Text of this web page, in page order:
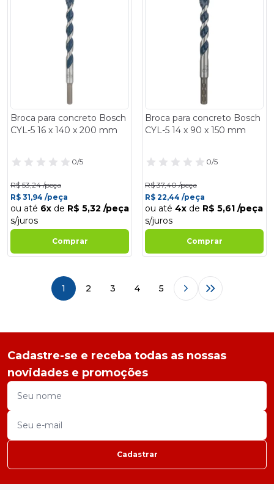
Broca para concreto Bosch
CYL-5 16 x 140 x 200 mm
0/5
R$ 53,24 /peça
R$ 31,94 /peça
ou até 6x de R$ 5,32 /peça
s/juros
Comprar
Broca para concreto Bosch
CYL-5 14 x 90 x 150 mm
0/5
R$ 37,40 /peça
R$ 22,44 /peça
ou até 4x de R$ 5,61 /peça
s/juros
Comprar
1 2 3 4 5
Cadastre-se e receba todas as nossas
novidades e promoções
Cadastrar